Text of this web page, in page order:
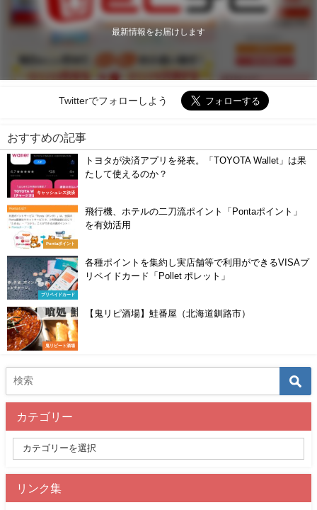
最新情報をお届けします
Twitterでフォローしよう
おすすめの記事
キャッシュレス決済
トヨタが決済アプリを発表。「TOYOTA Wallet」は果
たして使えるのか？
Pontaポイント
飛行機、ホテルの二刀流ポイント「Pontaポイント」
を有効活用
プリペイドカード
各種ポイントを集約し実店舗等で利用ができるVISAプ
リペイドカード「Pollet ポレット」
鬼リピート酒場
【鬼リピ酒場】鮭番屋（北海道釧路市）
カテゴリー
リンク集